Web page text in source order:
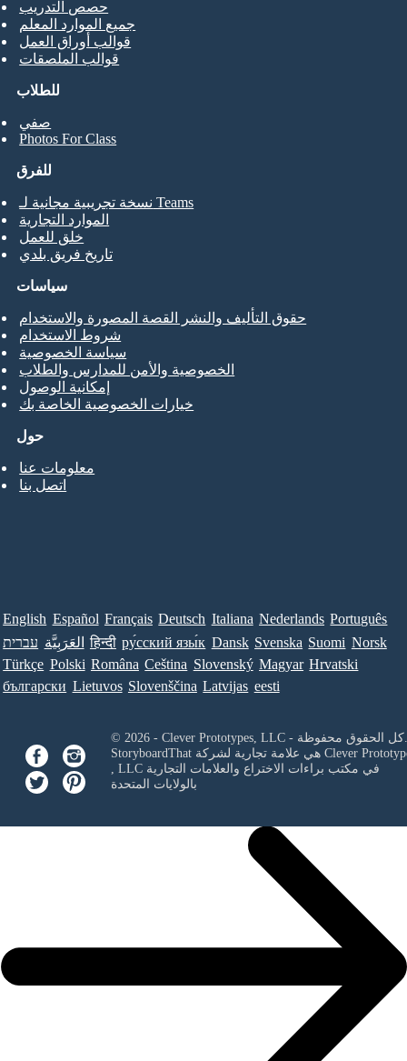
للطلاب
صفي
Photos For Class
حصص التدريب
جميع الموارد المعلم
قوالب أوراق العمل
قوالب الملصقات
للفرق
نسخة تجريبية مجانية لـ Teams
الموارد التجارية
خلق للعمل
تاريخ فريق بلدي
حول
معلومات عنا
اتصل بنا
سياسات
حقوق التأليف والنشر القصة المصورة والاستخدام
شروط الاستخدام
سياسة الخصوصية
الخصوصية والأمن للمدارس والطلاب
إمكانية الوصول
خيارات الخصوصية الخاصة بك
English Español Français Deutsch Italiana Nederlands Português
עברית العَرَبِيَّة हिन्दी ру́сский язы́к Dansk Svenska Suomi Norsk
Türkçe Polski Româna Ceština Slovenský Magyar Hrvatski
български Lietuvos Slovenščina Latvijas eesti
© 2026 - Clever Prototypes, LLC - كل الحقوق محفوظة.
StoryboardThat هي علامة تجارية لشركة Clever
, LLCفي مكتب براءات الاختراع والعلامات التجارية
بالولايات المتحدة